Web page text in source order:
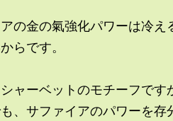
の金の氣強化パワーは冷え
らです。
ャーベットのモチーフです
、サファイアのパワーを存